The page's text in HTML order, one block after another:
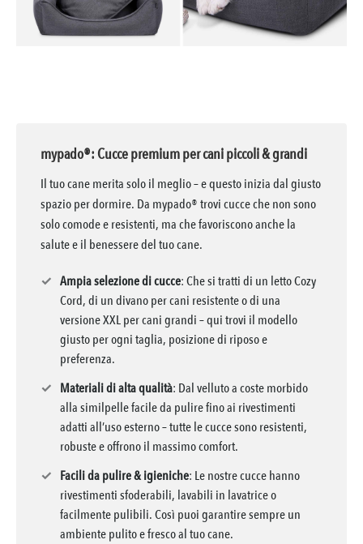
mypado®: Cucce premium per cani piccoli & grandi
Il tuo cane merita solo il meglio – e questo inizia dal giusto
spazio per dormire. Da mypado® trovi cucce che non sono
solo comode e resistenti, ma che favoriscono anche la
salute e il benessere del tuo cane.
✓ Ampia selezione di cucce: Che si tratti di un letto Cozy
Cord, di un divano per cani resistente o di una
versione XXL per cani grandi – qui trovi il modello
giusto per ogni taglia, posizione di riposo e
preferenza.
✓ Materiali di alta qualità: Dal velluto a coste morbido
alla similpelle facile da pulire fino ai rivestimenti
adatti all’uso esterno – tutte le cucce sono resistenti,
robuste e offrono il massimo comfort.
✓ Facili da pulire & igieniche: Le nostre cucce hanno
rivestimenti sfoderabili, lavabili in lavatrice o
facilmente pulibili. Così puoi garantire sempre un
ambiente pulito e fresco al tuo cane.